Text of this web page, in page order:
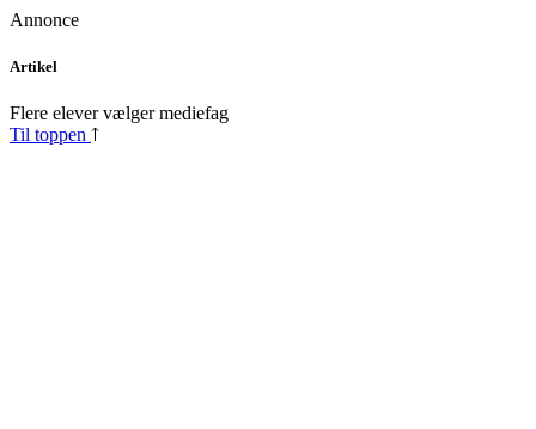
Annonce
Skip
content
Artikel
Flere elever vælger mediefag
Til toppen